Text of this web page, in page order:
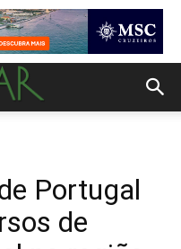
Portugal
de